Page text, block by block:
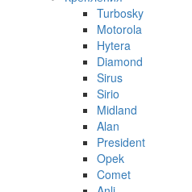
Turbosky
Motorola
Hytera
Diamond
Sirus
Sirio
Midland
Alan
President
Opek
Comet